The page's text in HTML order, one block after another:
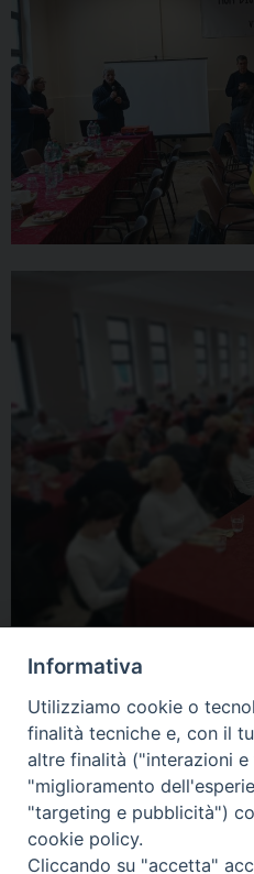
Home Il Vescovo Diocesi
Beni Culturali
Modulistica
Casa dioc. di
Informativa
Utilizziamo cookie o
finalità tecniche e, con il
altre finalità ("interazioni
"miglioramento
"targeting e pubblicità")
cookie policy.
Cliccando su "accetta"